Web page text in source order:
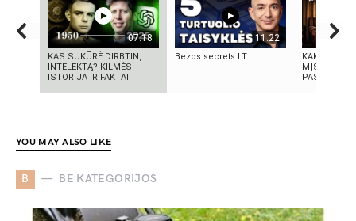
07:18
KAS SUKŪRĖ DIRBTINĮ
INTELEKTĄ? KILMĖS
ISTORIJA IR FAKTAI
11:22
Bezos secrets LT
MĮSLINGA
PASLAPTIS
YOU MAY ALSO LIKE
B BE KATEGORIJOS